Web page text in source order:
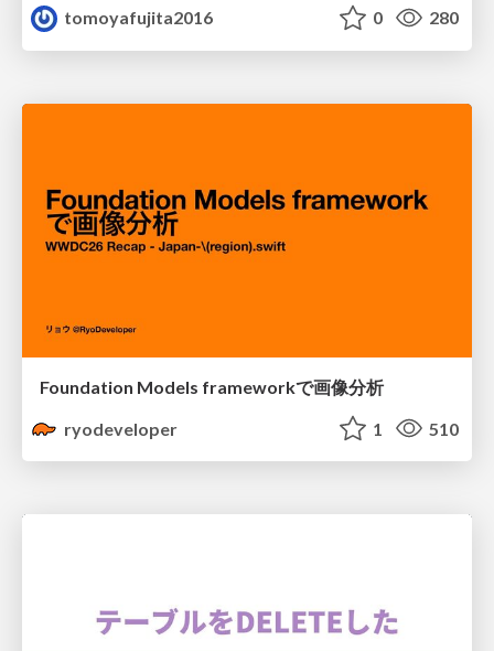
tomoyafujita2016
0 280
Foundation Models frameworkで画像分析
ryodeveloper
1 510